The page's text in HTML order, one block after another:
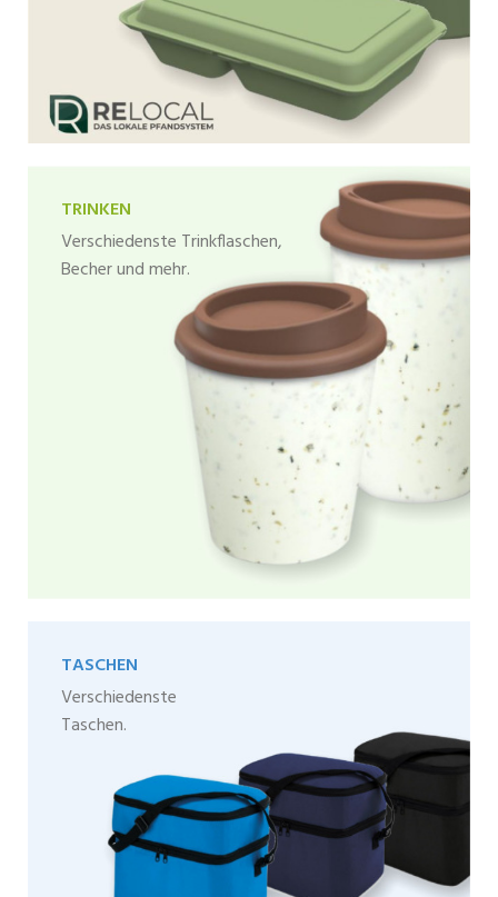
TRINKEN
Verschiedenste Trinkflaschen,
Becher und mehr.
TASCHEN
Verschiedenste
Taschen.